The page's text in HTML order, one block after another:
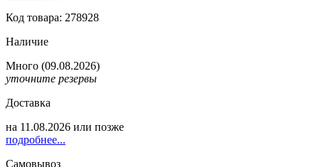
Код товара: 278928
Наличие
Много (09.08.2026)
уточните резервы
Доставка
на 11.08.2026 или позже
подробнее...
Самовывоз